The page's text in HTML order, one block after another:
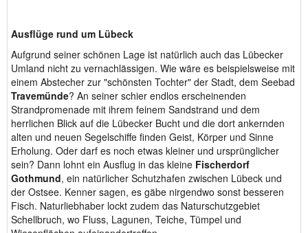
Ausflüge rund um Lübeck
Aufgrund seiner schönen Lage ist natürlich auch das Lübecker
Umland nicht zu vernachlässigen. Wie wäre es beispielsweise mit
einem Abstecher zur "schönsten Tochter" der Stadt, dem Seebad
Travemünde? An seiner schier endlos erscheinenden
Strandpromenade mit ihrem feinem Sandstrand und dem
herrlichen Blick auf die Lübecker Bucht und die dort ankernden
alten und neuen Segelschiffe finden Geist, Körper und Sinne
Erholung. Oder darf es noch etwas kleiner und ursprünglicher
sein? Dann lohnt ein Ausflug in das kleine Fischerdorf
Gothmund, ein natürlicher Schutzhafen zwischen Lübeck und
der Ostsee. Kenner sagen, es gäbe nirgendwo sonst besseren
Fisch. Naturliebhaber lockt zudem das Naturschutzgebiet
Schellbruch, wo Fluss, Lagunen, Teiche, Tümpel und